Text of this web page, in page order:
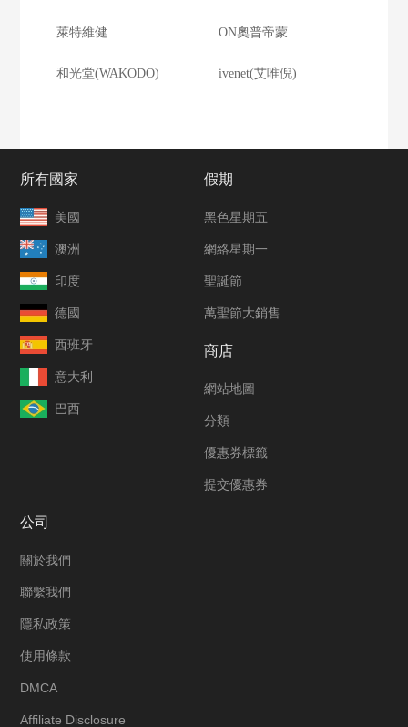
萊特維健 ON奧普帝蒙
和光堂(WAKODO) ivenet(艾唯倪)
所有國家
美國
澳洲
印度
德國
西班牙
意大利
巴西
假期
黑色星期五
網絡星期一
聖誕節
萬聖節大銷售
商店
網站地圖
分類
優惠券標籤
提交優惠券
公司
關於我們
聯繫我們
隱私政策
使用條款
DMCA
Affiliate Disclosure